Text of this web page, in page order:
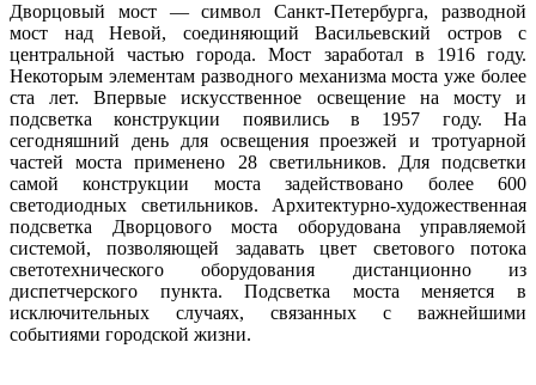
Дворцовый мост — символ Санкт-Петербурга, разводной
мост над Невой, соединяющий Васильевский остров с
центральной частью города. Мост заработал в 1916 году.
Некоторым элементам разводного механизма моста уже более
ста лет. Впервые искусственное освещение на мосту и
подсветка конструкции появились в 1957 году. На
сегодняшний день для освещения проезжей и тротуарной
частей моста применено 28 светильников. Для подсветки
самой конструкции моста задействовано более 600
светодиодных светильников. Архитектурно-художественная
подсветка Дворцового моста оборудована управляемой
системой, позволяющей задавать цвет светового потока
светотехнического оборудования дистанционно из
диспетчерского пункта. Подсветка моста меняется в
исключительных случаях, связанных с важнейшими
событиями городской жизни.